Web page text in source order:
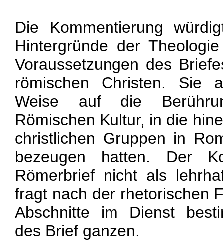
Die Kommentierung
Hintergründe der
Voraussetzungen des
römischen Christen. Sie
Weise auf die
Römischen Kultur, in die
christlichen Gruppen in
bezeugen hatten. Der
Römerbrief nicht als
fragt nach der rhetorischen
Abschnitte im Dienst
des Brief ganzen.